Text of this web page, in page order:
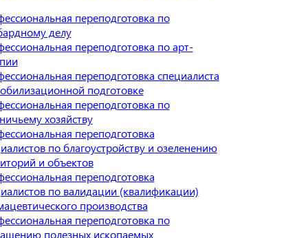
переподготовка по
делу
переподготовка по арт-
переподготовка специалиста
подготовке
переподготовка по
хозяйству
переподготовка
по благоустройству и озеленению
и объектов
переподготовка
по валидации (квалификации)
производства
переподготовка по
полезных ископаемых